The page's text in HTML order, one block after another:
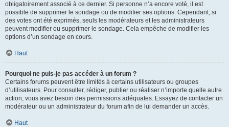
obligatoirement associé à ce dernier. Si personne n’a encore voté, il est
possible de supprimer le sondage ou de modifier ses options. Cependant, si
des votes ont été exprimés, seuls les modérateurs et les administrateurs
peuvent modifier ou supprimer le sondage. Cela empêche de modifier les
options d’un sondage en cours.
Haut
Pourquoi ne puis-je pas accéder à un forum ?
Certains forums peuvent être limités à certains utilisateurs ou groupes
d’utilisateurs. Pour consulter, rédiger, publier ou réaliser n’importe quelle autre
action, vous avez besoin des permissions adéquates. Essayez de contacter un
modérateur ou un administrateur du forum afin de lui demander un accès.
Haut